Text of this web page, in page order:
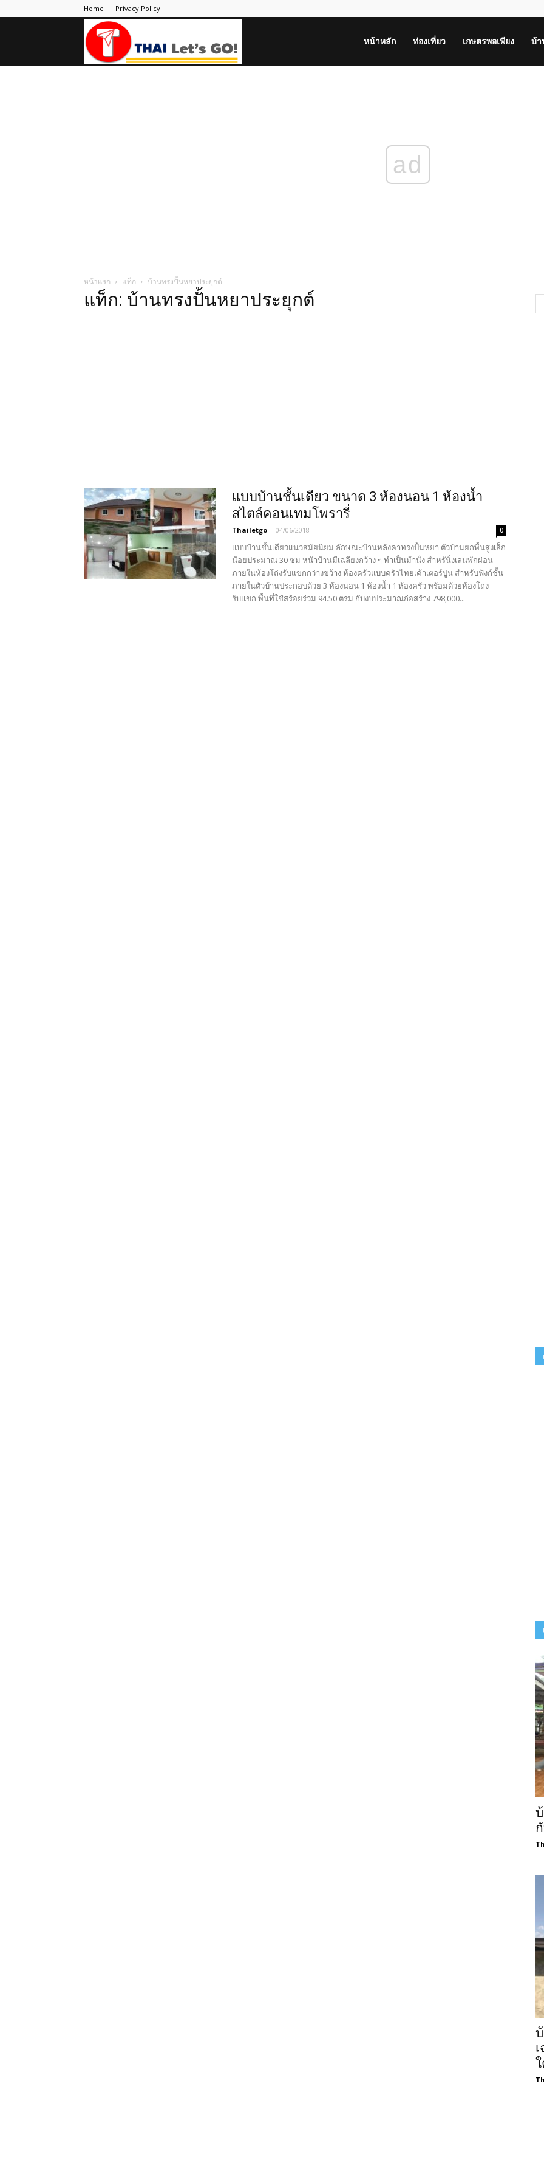
Home Privacy Policy
หน้าหลัก ท่องเที่ยว เกษตรพอเพียง บ้
ad
หน้าแรก แท็ก บ้านทรงปั้นหยาประยุกต์
แท็ก: บ้านทรงปั้นหยาประยุกต์
แบบบ้านชั้นเดียว ขนาด 3 ห้องนอน 1 ห้องน้ำ
สไตล์คอนเทมโพรารี่
Thailetgo - 04/06/2018 0
แบบบ้านชั้นเดียวแนวสมัยนิยม ลักษณะบ้านหลังคาทรงปั้นหยา ตัวบ้านยกพื้นสูงเล็ก
น้อยประมาณ 30 ซม หน้าบ้านมีเฉลียงกว้าง ๆ ทำเป็นม้านั่ง สำหรันั่งเล่นพักผ่อน
ภายในห้องโถ่งรับแขกกว่างขว้าง ห้องครัวแบบครัวไทยเค้าเตอร์ปูน สำหรับฟังก์ชั้น
ภายในตัวบ้านประกอบด้วย 3 ห้องนอน 1 ห้องน้ำ 1 ห้องครัว พร้อมด้วยห้องโถ่ง
รับแขก พื้นที่ใช้สร้อยร่วม 94.50 ตรม กับงบประมาณก่อสร้าง 798,000...